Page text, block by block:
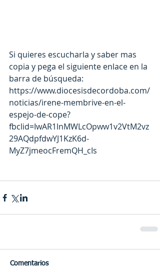
Si quieres escucharla y saber mas
copia y pega el siguiente enlace en la
barra de búsqueda:
https://www.diocesisdecordoba.com/
noticias/irene-membrive-en-el-
espejo-de-cope?
fbclid=IwAR1lnMWLcOpww1v2VtM2vz
29AQdpfdwYJ1KzK6d-
MyZ7jmeocFremQH_cIs
Comentarios